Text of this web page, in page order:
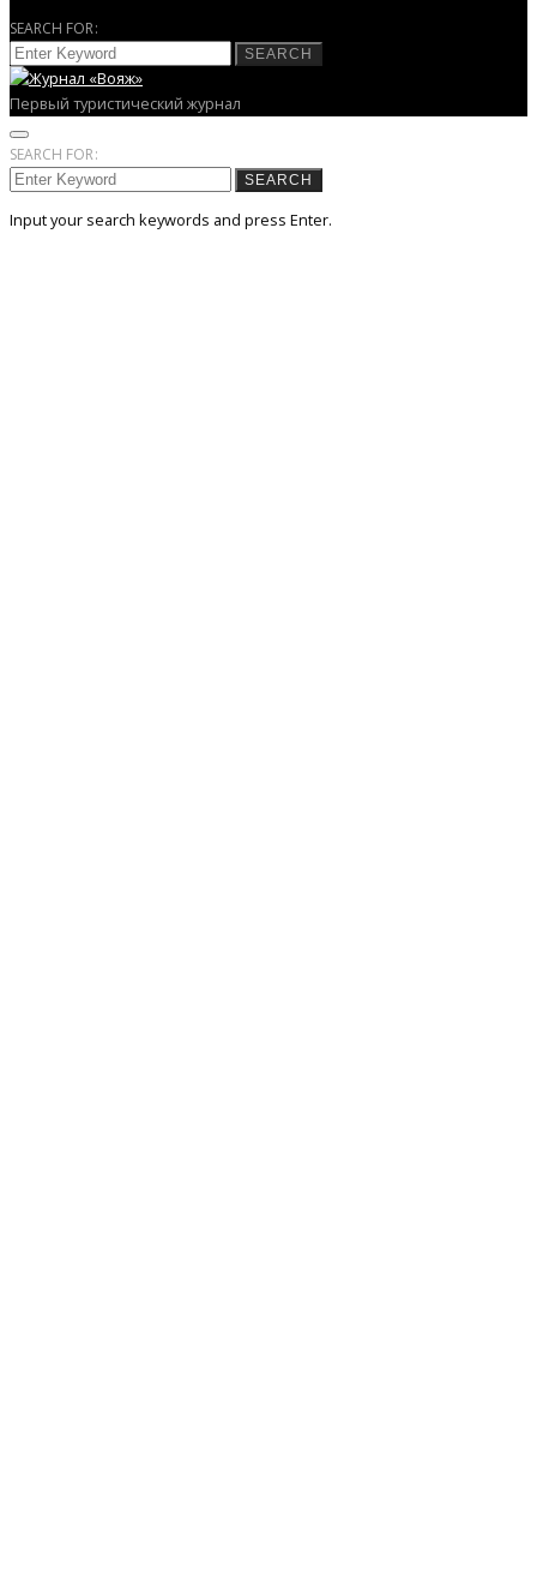
SEARCH FOR:
SEARCH
Первый туристический журнал
SEARCH FOR:
SEARCH
Input your search keywords and press Enter.